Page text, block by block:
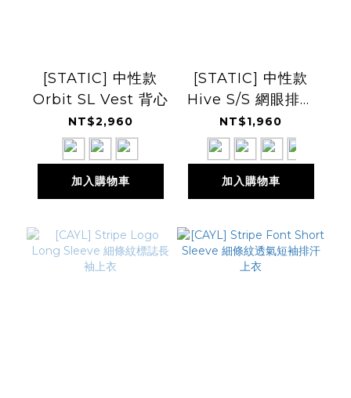
[STATIC] 中性款
Orbit SL Vest 背心
NT$2,960
加入購物車
[STATIC] 中性款
Hive S/S 網眼排汗
短袖上衣
NT$1,960
加入購物車